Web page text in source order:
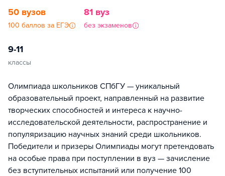
50 вузов
100 баллов за ЕГЭ
81 вуз
без экзаменов
9-11
классы
Олимпиада школьников СПбГУ — уникальный
образовательный проект, направленный на развитие
творческих способностей и интереса к научно-
исследовательской деятельности, распространение и
популяризацию научных знаний среди школьников.
Победители и призеры Олимпиады могут претендовать
на особые права при поступлении в вуз — зачисление
без вступительных испытаний или получение 100